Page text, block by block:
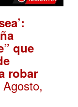
que
robar